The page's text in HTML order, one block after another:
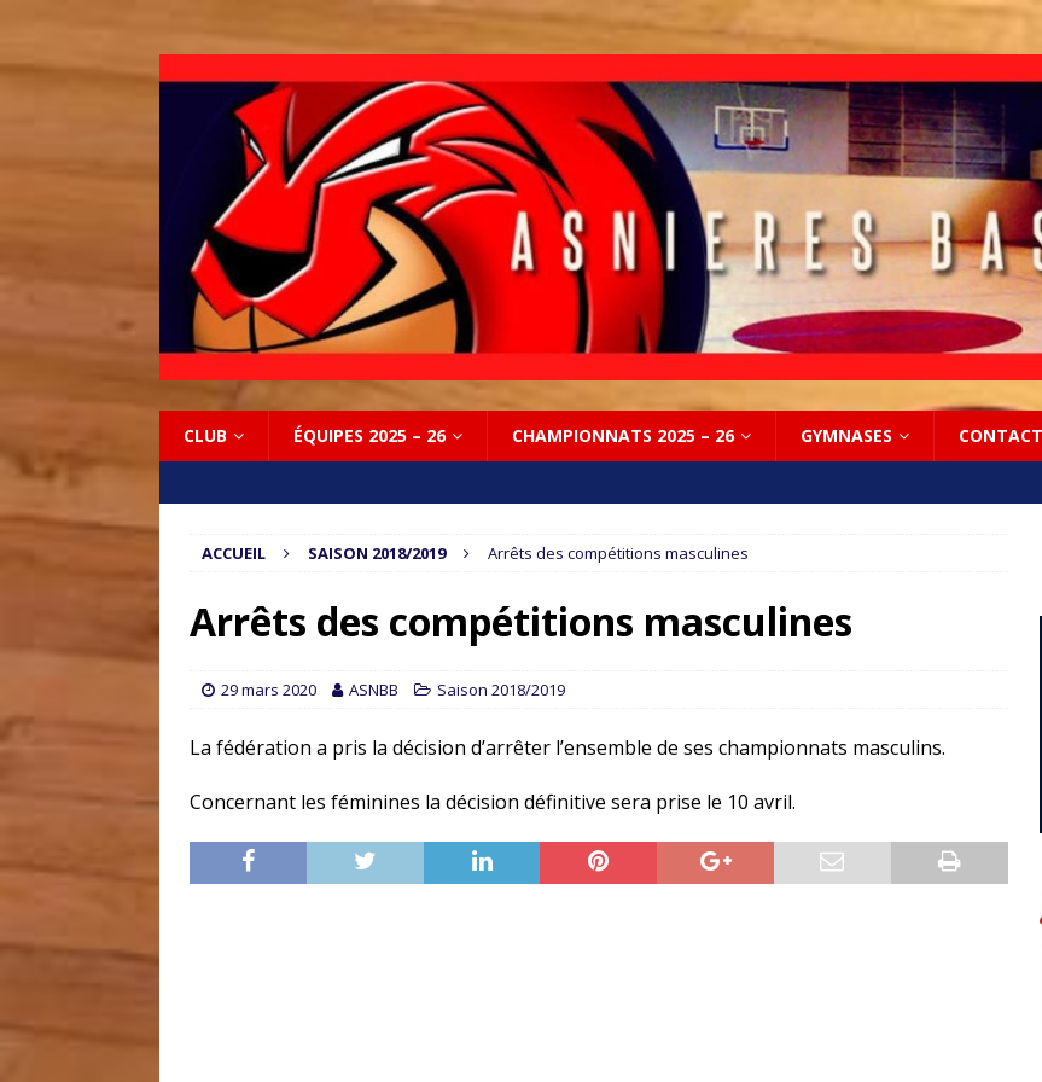
CLUB ÉQUIPES 2025 – 26 CHAMPIONNATS 2025 – 26 GYMNASES
ACCUEIL SAISON 2018/2019 Arrêts des compétitions masculines
Arrêts des compétitions masculines
29 mars 2020 ASNBB Saison 2018/2019
La fédération a pris la décision d’arrêter l’ensemble de ses championnats masculins.
Concernant les féminines la décision définitive sera prise le 10 avril.